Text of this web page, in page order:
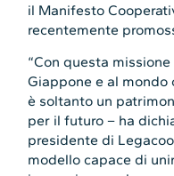
il Manifesto
recentemente
“Con questa
Giappone e al mondo
è soltanto un
per il futuro – ha
presidente di
modello capace di